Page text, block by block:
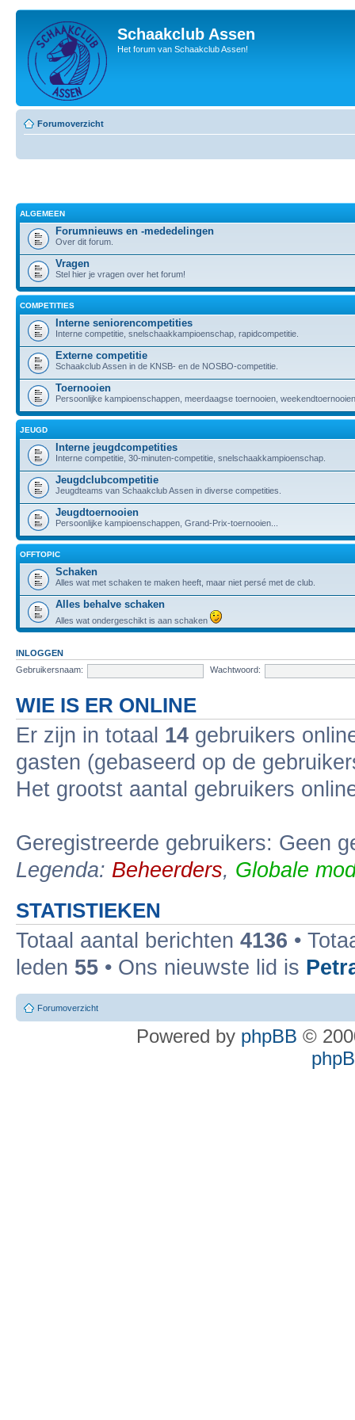
Schaakclub Assen
Het forum van Schaakclub Assen!
Forumoverzicht
ALGEMEEN
Forumnieuws en -mededelingen
Over dit forum.
Vragen
Stel hier je vragen over het forum!
COMPETITIES
Interne seniorencompetities
Interne competitie, snelschaakkampioenschap, rapidcompetitie.
Externe competitie
Schaakclub Assen in de KNSB- en de NOSBO-competitie.
Toernooien
Persoonlijke kampioenschappen, meerdaagse toernooien,
JEUGD
Interne jeugdcompetities
Interne competitie, 30-minuten-competitie, snelschaakkampioenschap.
Jeugdclubcompetitie
Jeugdteams van Schaakclub Assen in diverse competities.
Jeugdtoernooien
Persoonlijke kampioenschappen, Grand-Prix-toernooien...
OFFTOPIC
Schaken
Alles wat met schaken te maken heeft, maar niet persé met de club.
Alles behalve schaken
Alles wat ondergeschikt is aan schaken
INLOGGEN
Gebruikersnaam:
Wachtwoord:
WIE IS ER ONLINE
Er zijn in totaal 14 gebruikers
gasten (gebaseerd op de
Het grootst aantal gebruikers
Geregistreerde gebruikers: Geen
Legenda: Beheerders, Globale
STATISTIEKEN
Totaal aantal berichten 4136 •
leden 55 • Ons nieuwste lid is
Forumoverzicht
Powered by phpBB ©